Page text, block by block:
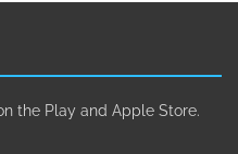
the Play and Apple Store.